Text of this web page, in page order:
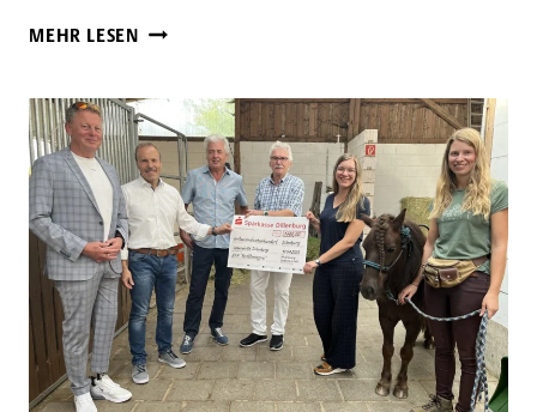
MEHR LESEN STIFTUNG
EURO
FÜRS
WOHNHEIM
SIMMERSBACH